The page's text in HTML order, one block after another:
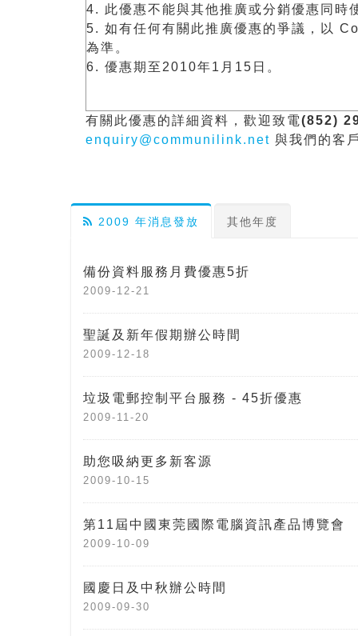
4. 此優惠不能與其他推廣或分銷優惠同時
5. 如有任何有關此推廣優惠的爭議，以
為準。
6. 優惠期至2010年1月15日。
有關此優惠的詳細資料，歡迎致電(852)
enquiry@communilink.net 與我們的客
2009 年消息發放 其他年度
備份資料服務月費優惠5折
2009-12-21
聖誕及新年假期辦公時間
2009-12-18
垃圾電郵控制平台服務 - 45折優惠
2009-11-20
助您吸納更多新客源
2009-10-15
第11屆中國東莞國際電腦資訊產品博覽會
2009-10-09
國慶日及中秋辦公時間
2009-09-30